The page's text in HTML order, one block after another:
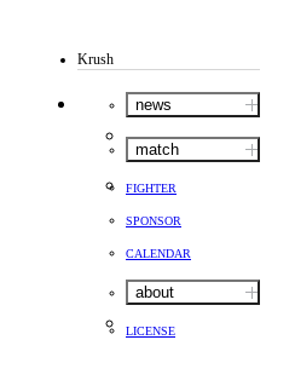
Krush
news
match
FIGHTER
SPONSOR
CALENDAR
about
LICENSE